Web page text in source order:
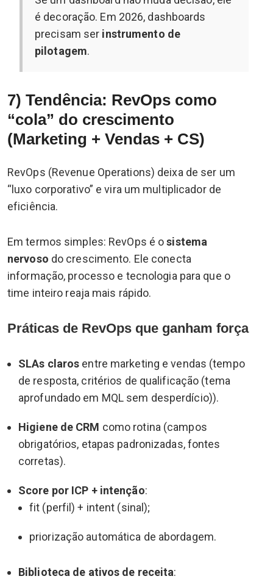
é decoração. Em 2026, dashboards
precisam ser instrumento de
pilotagem.
7) Tendência: RevOps como
“cola” do crescimento
(Marketing + Vendas + CS)
RevOps (Revenue Operations) deixa de ser um
“luxo corporativo” e vira um multiplicador de
eficiência.
Em termos simples: RevOps é osistema
nervoso do crescimento. Ele conecta
informação, processo e tecnologia para que o
time inteiro reaja mais rápido.
Práticas de RevOps que ganham força
SLAs claros entre marketing e vendas (tempo
de resposta, critérios de qualificação (tema
aprofundado em MQL sem desperdício)).
Higiene de CRM como rotina (campos
obrigatórios, etapas padronizadas, fontes
corretas).
Score por ICP + intenção:
fit (perfil) + intent (sinal);
priorização automática de abordagem.
Biblioteca de ativos de receita: